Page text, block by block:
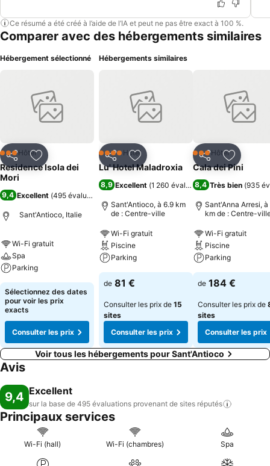
Ce résumé a été créé à l’aide de l’IA et peut ne pas être exact à 100 %.
Comparer avec des hébergements similaires
Hébergement sélectionné
PartagerAjouter à mes favoris
3 ÉtoilesHôtel
Residence Isola dei
Mori
9,4 Excellent (495 évaluations
Sant'Antioco, Italie
Wi-Fi gratuit
Spa
Parking
Sélectionnez des dates
pour voir les prix
exacts
Consulter les prix
Hébergements similaires
PartagerAjouter à mes favoris
4 ÉtoilesHôtel
Lu' Hotel Maladroxia
8,9 Excellent (1 260 évaluations)
Sant'Antioco, à 6.9 km
de : Centre-ville
Wi-Fi gratuit
Piscine
Parking
de 81 €
Consulter les prix de 15
sites
Consulter les prix
PartagerAjouter
3 ÉtoilesHôtel
Cala dei Pini
8,4 Très bien (935
Sant'Anna Arresi, à
km de : Centre-
Wi-Fi gratuit
Piscine
Parking
de 184 €
Consulter les prix de
sites
Consulter les prix
Voir tous les hébergements pour Sant'Antioco
Avis
9,4 Excellent
sur la base de 495 évaluations provenant de sites réputés
Principaux services
Wi-Fi (hall) Wi-Fi (chambres) Spa